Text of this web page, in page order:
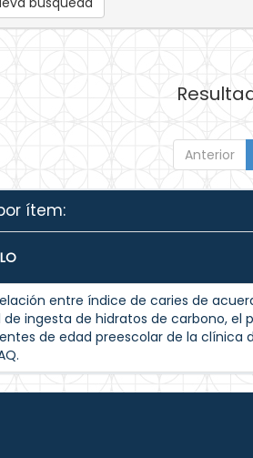
Anterior
ítem:
entre índice de caries de
de ingesta de hidratos de carbono, el
de edad preescolar de la clínica